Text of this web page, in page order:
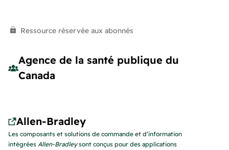
Ressource réservée aux abonnés
Agence de la santé publique du
Canada
Allen-Bradley
Les composants et solutions de commande et d’information
intégrées Allen‑Bradleysont conçus pour des applications